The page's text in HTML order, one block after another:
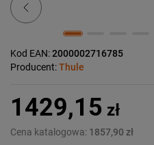
Kod EAN:2000002716785
Producent:Thule
1429,15 zł
Cena katalogowa: 1857,90 zł